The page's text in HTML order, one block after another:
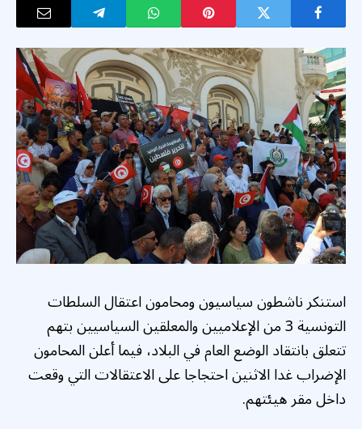
استنكر ناشطون سياسيون ومحامون اعتقال السلطات
التونسية 3 من الإعلاميين والمعلقين السياسيين بتهم
تتعلق بانتقاد الوضع العام في البلاد، فيما أعلن المحامون
الإضراب غدا الاثنين احتجاجا على الاعتقالات التي وقعت
داخل مقر هيئتهم.